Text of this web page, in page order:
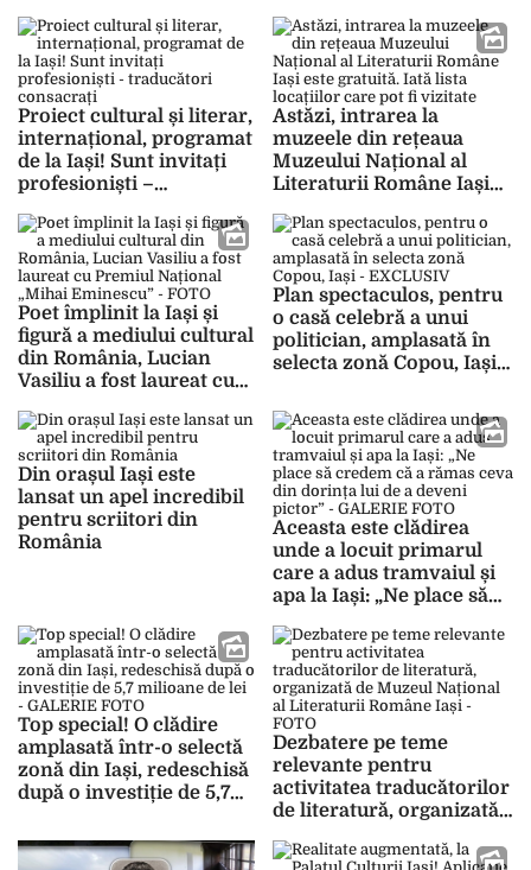
Proiect cultural și literar,
internațional, programat
de la Iași! Sunt invitați
profesioniști –
Astăzi, intrarea la
muzeele din rețeaua
Muzeului Național al
Literaturii Române Iași
locațiilor care pot fi
vizitate
Poet împlinit la Iași și
figură a mediului cultural
din România, Lucian
Vasiliu a fost laureat cu
Eminescu” – FOTO
Plan spectaculos, pentru
o casă celebră a unui
politician, amplasată în
selecta zonă Copou, Iași –
Din orașul Iași este
lansat un apel incredibil
pentru scriitori din
România
Aceasta este clădirea
unde a locuit primarul
care a adus tramvaiul și
apa la Iași: „Ne place să
din dorința lui de a
deveni pictor” –
GALERIE FOTO
Top special! O clădire
amplasată într-o selectă
zonă din Iași, redeschisă
după o investiție de 5,7
GALERIE FOTO
Dezbatere pe teme
relevante pentru
activitatea traducătorilor
de literatură, organizată
Literaturii Române Iași –